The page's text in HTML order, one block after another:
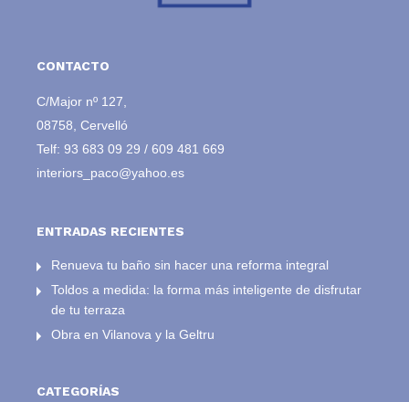
CONTACTO
C/Major nº 127,
08758, Cervelló
Telf: 93 683 09 29 / 609 481 669
interiors_paco@yahoo.es
ENTRADAS RECIENTES
Renueva tu baño sin hacer una reforma integral
Toldos a medida: la forma más inteligente de disfrutar
de tu terraza
Obra en Vilanova y la Geltru
CATEGORÍAS